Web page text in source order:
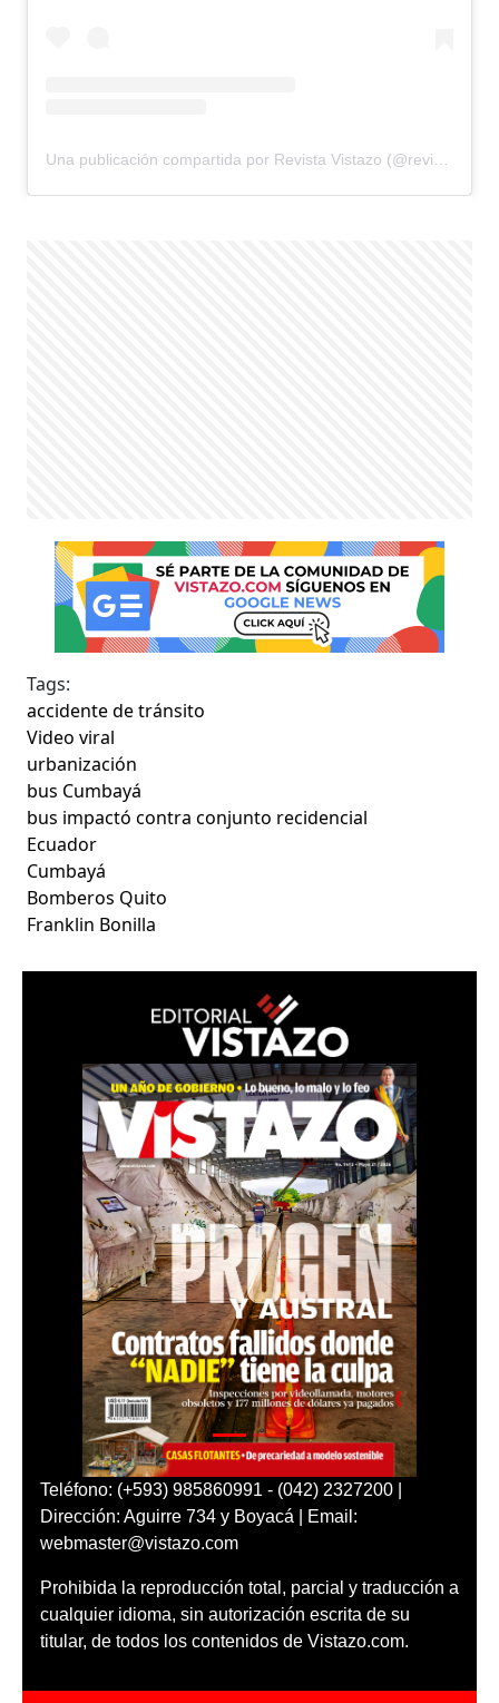
Tags:
accidente de tránsito
Video viral
urbanización
bus Cumbayá
bus impactó contra conjunto recidencial
Ecuador
Cumbayá
Bomberos Quito
Franklin Bonilla
Teléfono: (+593) 985860991 - (042) 2327200 |
Dirección: Aguirre 734 y Boyacá | Email:
webmaster@vistazo.com
Prohibida la reproducción total, parcial y traducción a
cualquier idioma, sin autorización escrita de su
titular, de todos los contenidos de Vistazo.com.